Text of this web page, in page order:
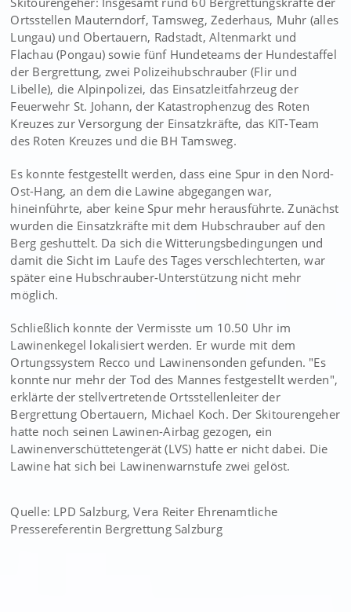
Ortsstellen Mauterndorf, Tamsweg, Zederhaus, Muhr (alles
Lungau) und Obertauern, Radstadt, Altenmarkt und
Flachau (Pongau) sowie fünf Hundeteams der Hundestaffel
der Bergrettung, zwei Polizeihubschrauber (Flir und
Libelle), die Alpinpolizei, das Einsatzleitfahrzeug der
Feuerwehr St. Johann, der Katastrophenzug des Roten
Kreuzes zur Versorgung der Einsatzkräfte, das KIT-Team
des Roten Kreuzes und die BH Tamsweg.
Es konnte festgestellt werden, dass eine Spur in den Nord-
Ost-Hang, an dem die Lawine abgegangen war,
hineinführte, aber keine Spur mehr herausführte. Zunächst
wurden die Einsatzkräfte mit dem Hubschrauber auf den
Berg geshuttelt. Da sich die Witterungsbedingungen und
damit die Sicht im Laufe des Tages verschlechterten, war
später eine Hubschrauber-Unterstützung nicht mehr
möglich.
Schließlich konnte der Vermisste um 10.50 Uhr im
Lawinenkegel lokalisiert werden. Er wurde mit dem
Ortungssystem Recco und Lawinensonden gefunden. "Es
konnte nur mehr der Tod des Mannes festgestellt werden",
erklärte der stellvertretende Ortsstellenleiter der
Bergrettung Obertauern, Michael Koch. Der Skitourengeher
hatte noch seinen Lawinen-Airbag gezogen, ein
Lawinenverschüttetengerät (LVS) hatte er nicht dabei. Die
Lawine hat sich bei Lawinenwarnstufe zwei gelöst.
Quelle: LPD Salzburg, Vera Reiter Ehrenamtliche
Pressereferentin Bergrettung Salzburg